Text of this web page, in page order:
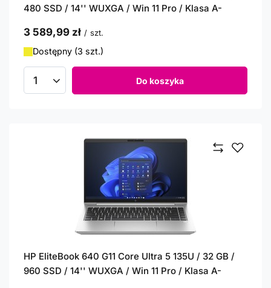
480 SSD / 14'' WUXGA / Win 11 Pro / Klasa A-
3 589,99 zł / szt.
Dostępny (3 szt.)
Ilość produktów Do koszyka
HP EliteBook 640 G11 Core Ultra 5 135U / 32 GB /
960 SSD / 14'' WUXGA / Win 11 Pro / Klasa A-